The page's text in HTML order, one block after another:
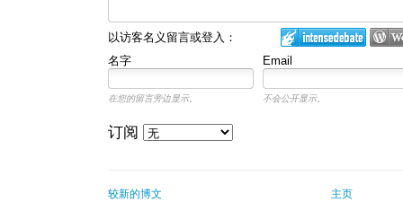
以访客名义留言或登入：
名字
Email
在您的留言旁边显示。 不会公开显示。
订阅
较新的博文 主页